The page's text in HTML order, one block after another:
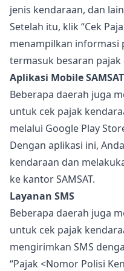
jenis kendaraan, dan
Setelah itu, klik “Cek
menampilkan informasi
termasuk besaran
Aplikasi Mobile
Beberapa daerah juga
untuk cek pajak
melalui Google Play
Dengan aplikasi ini,
kendaraan dan
ke kantor SAMSAT.
Layanan SMS
Beberapa daerah juga
untuk cek pajak
mengirimkan SMS
“Pajak <Nomor Polisi